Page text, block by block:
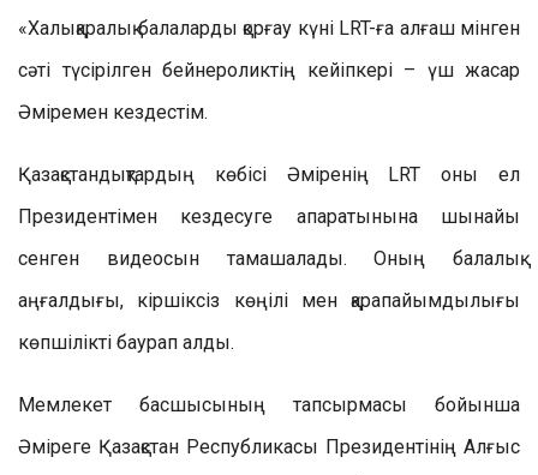
«Халықаралық балаларды қорғау күні LRT-ға алғаш мінген
сәті түсірілген бейнероликтің кейіпкері – үш жасар
Әміремен кездестім.
Қазақстандықтардың көбісі Әміренің LRT оны ел
Президентімен кездесуге апаратынына шынайы
сенген видеосын тамашалады. Оның балалық
аңғалдығы, кіршіксіз көңілі мен қарапайымдылығы
көпшілікті баурап алды.
Мемлекет басшысының тапсырмасы бойынша
Әміреге Қазақстан Республикасы Президентінің Алғыс